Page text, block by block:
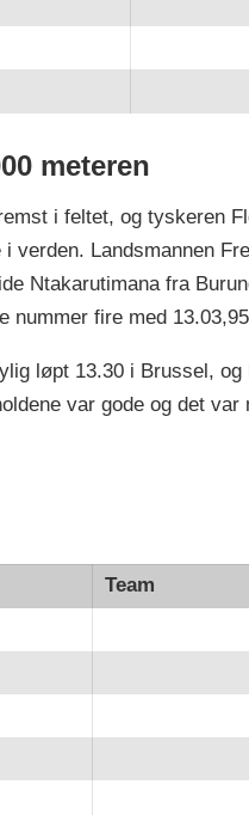
meteren
i feltet, og tyskeren
verden. Landsmannen
Ntakarutimana fra
nummer fire med
løpt 13.30 i Brussel, og
var gode og det
Team